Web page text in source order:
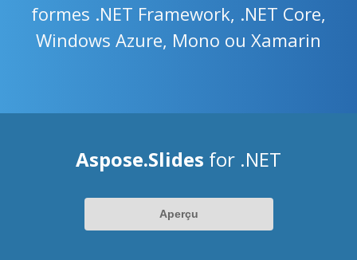
formes .NET Framework, .NET Core,
Windows Azure, Mono ou Xamarin
Aspose.Slides for .NET
Aperçu